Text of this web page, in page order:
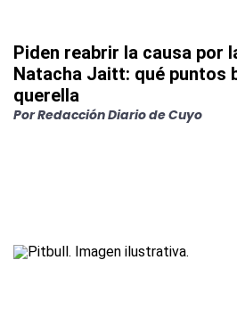
Piden reabrir la causa por
Natacha Jaitt: qué puntos
querella
PorRedacción Diario de Cuyo